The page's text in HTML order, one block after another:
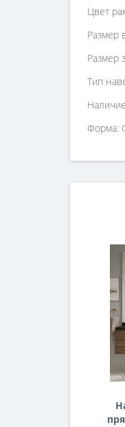
Цвет
Размер
Размер
Тип
Форма: